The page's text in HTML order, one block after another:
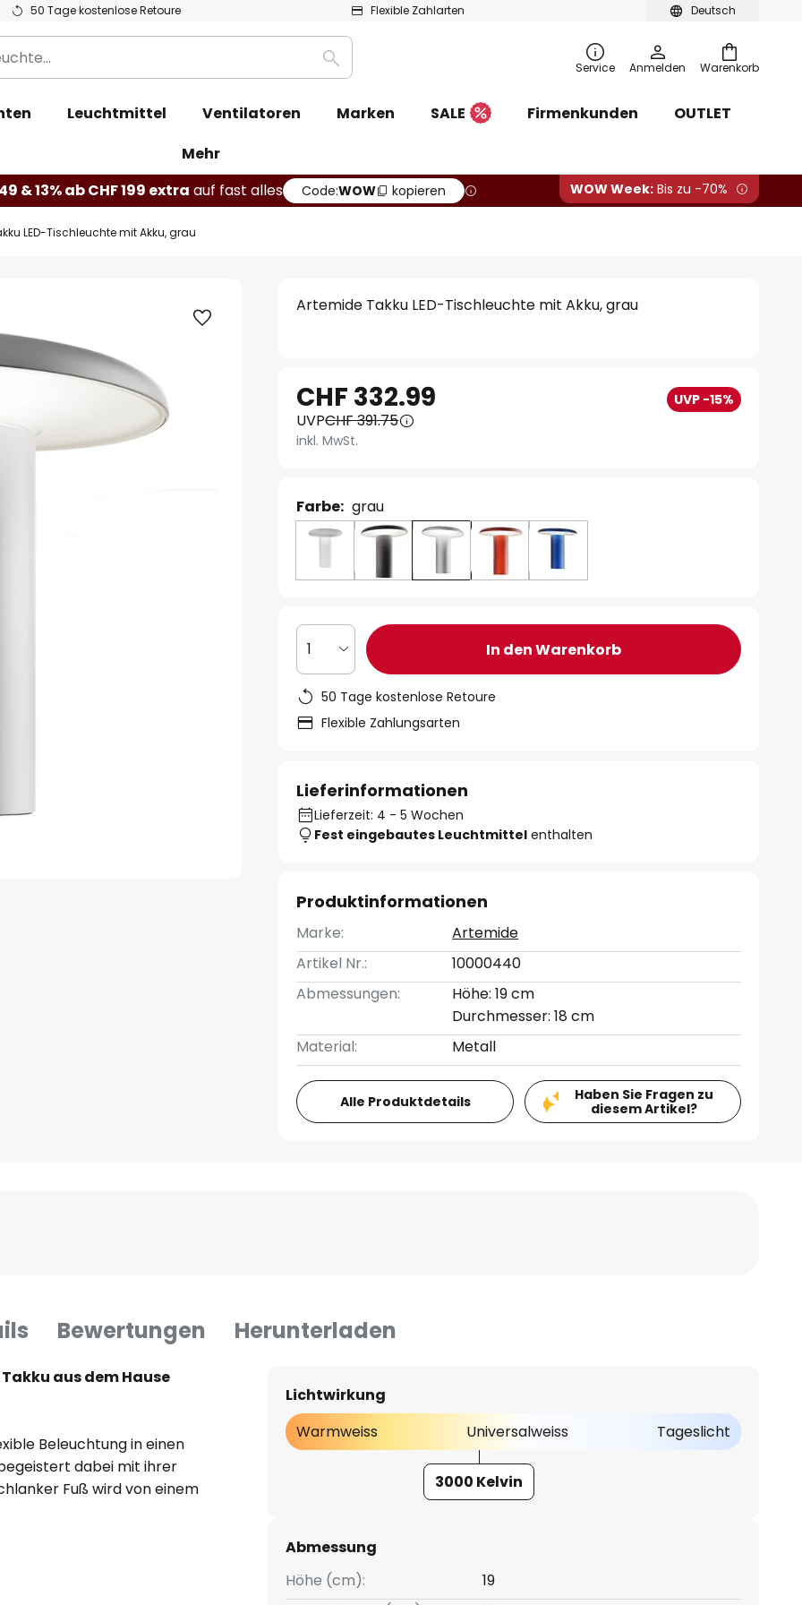
Deutsch
50 Tage kostenlose Retoure Flexible Zahlarten
Warenkorb
Suche Service Anmelden
Leuchtmittel Ventilatoren Marken SALE Firmenkunden
OUTLET
Mehr
& 13% ab CHF 199 extra auf fast alles Code:WOW kopieren WOW Week: Bis zu -70%
LED-Tischleuchte mit Akku, grau
Artemide Takku LED-Tischleuchte mit Akku, grau
CHF 332.99 UVP -15%
UVPCHF 391.75
inkl. MwSt.
Farbe: grau
1 In den Warenkorb
50 Tage kostenlose Retoure
Flexible Zahlungsarten
Lieferinformationen
Lieferzeit: 4 - 5 Wochen
Fest eingebautes Leuchtmittel enthalten
Produktinformationen
Marke:
Artemide
Artikel Nr.:
10000440
Abmessungen:
Höhe: 19 cm
Durchmesser: 18 cm
Material:
Metall
Alle Produktdetails
Haben Sie Fragen zu
diesem Artikel?
Bewertungen Herunterladen
aus dem Hause
Beleuchtung in einen
dabei mit ihrer
Fuß wird von einem
an dessen Unterseite
Farbgestaltung lässt sie
Lichtwirkung
Warmweiss
Universalweiss Tageslicht
3000 Kelvin
Abmessung
Höhe (cm):
19